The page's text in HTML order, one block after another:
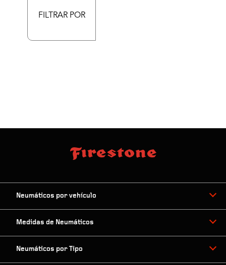
FILTRAR POR
Neumáticos por vehículo
Medidas de Neumáticos
Neumáticos por Tipo